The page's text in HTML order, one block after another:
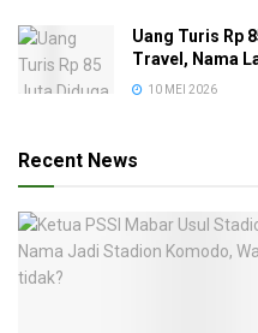
Uang Turis Rp
Travel, Nama
10 MEI 2026
Recent News